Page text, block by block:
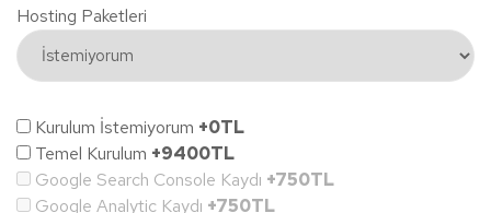
Hosting Paketleri
Kurulum İstemiyorum +0TL
Temel Kurulum +9400TL
Google Search Console Kaydı +750TL
Google Analytic Kaydı +750TL